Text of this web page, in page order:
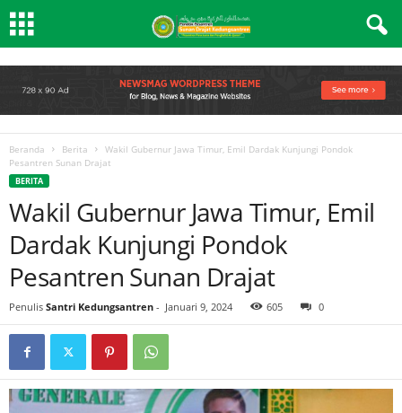
Beranda Berita
Wakil Gubernur Jawa Timur, Emil Dardak Kunjungi Pondok
Pesantren Sunan Drajat
BERITA
Wakil Gubernur Jawa Timur, Emil
Dardak Kunjungi Pondok
Pesantren Sunan Drajat
Penulis Santri Kedungsantren - Januari 9, 2024 605 0